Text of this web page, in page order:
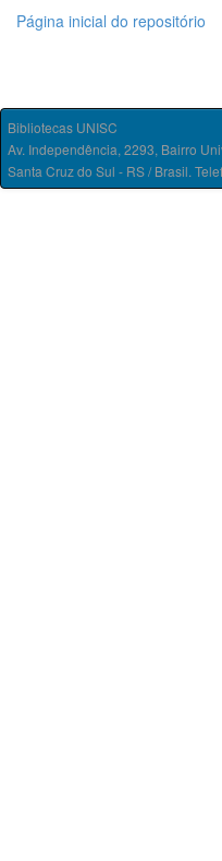
Página inicial do repositório
Bibliotecas UNISC
Av. Independência, 2293, Bairro
Santa Cruz do Sul - RS / Brasil.